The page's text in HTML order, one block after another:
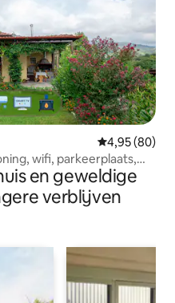
Gemiddelde
4,95 (80)
wifi, parkeerplaats,
en geweldige
verblijven